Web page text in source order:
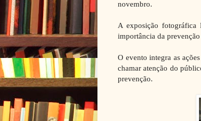
novembro.
A exposição fotográfica
importância da
O evento integra as
chamar atenção do
prevenção.